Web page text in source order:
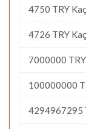
4750 TRY
4726 TRY
7000000
100000000
4294967295